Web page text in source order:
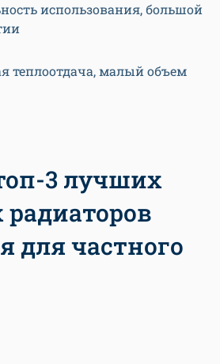
использования, большой
теплоотдача, малый объем
3 лучших
для частного